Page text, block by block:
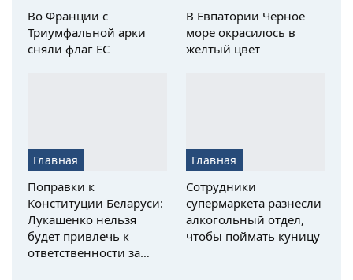
Во Франции с
Триумфальной арки
сняли флаг ЕС
В Евпатории Черное
море окрасилось в
желтый цвет
Главная
Поправки к
Конституции Беларуси:
Лукашенко нельзя
будет привлечь к
ответственности за…
Главная
Сотрудники
супермаркета разнесли
алкогольный отдел,
чтобы поймать куницу